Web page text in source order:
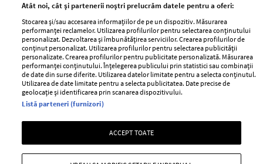
GSP
Unica
Baby
Retete
femei
Viva
Avantaje
Retete practice
Pariază responsabil! Decizia ONJN nr. 821/25.09.2025.
Jocurile de noroc sunt interzise minorilor.
Copyright © 2026 Ringier Romania SRL
Atât noi, cât și partenerii noștri prelucrăm datele pentru a oferi:
Stocarea și/sau accesarea informațiilor de pe un dispozitiv. Măsurarea
performanței reclamelor. Utilizarea profilurilor pentru selectarea conținutului
personalizat. Dezvoltarea și îmbunătățirea serviciilor. Crearea profilurilor de
conținut personalizat. Utilizarea profilurilor pentru selectarea publicității
personalizate. Crearea profilurilor pentru publicitate personalizată. Măsurarea
performanței conținutului. Înțelegerea publicului prin statistici sau combinații
de date din surse diferite. Utilizarea datelor limitate pentru a selecta conținutul.
Utilizarea de date limitate pentru a selecta publicitatea. Date precise de
geolocație și identificarea prin scanarea dispozitivului.
Listă parteneri (furnizori)
ACCEPT TOATE